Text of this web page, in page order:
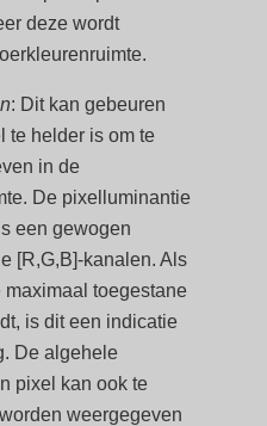
deze wordt
: Dit kan gebeuren
te helder is om te
in de
De pixelluminantie
een gewogen
[R,G,B]-kanalen. Als
toegestane
is dit een indicatie
De algehele
pixel kan ook te
weergegeven